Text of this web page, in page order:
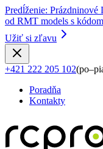
Predĺženie: Prázdninové
od RMT models s
Užiť si zľavu
+421 222 205 102(
Poradňa
Kontakty